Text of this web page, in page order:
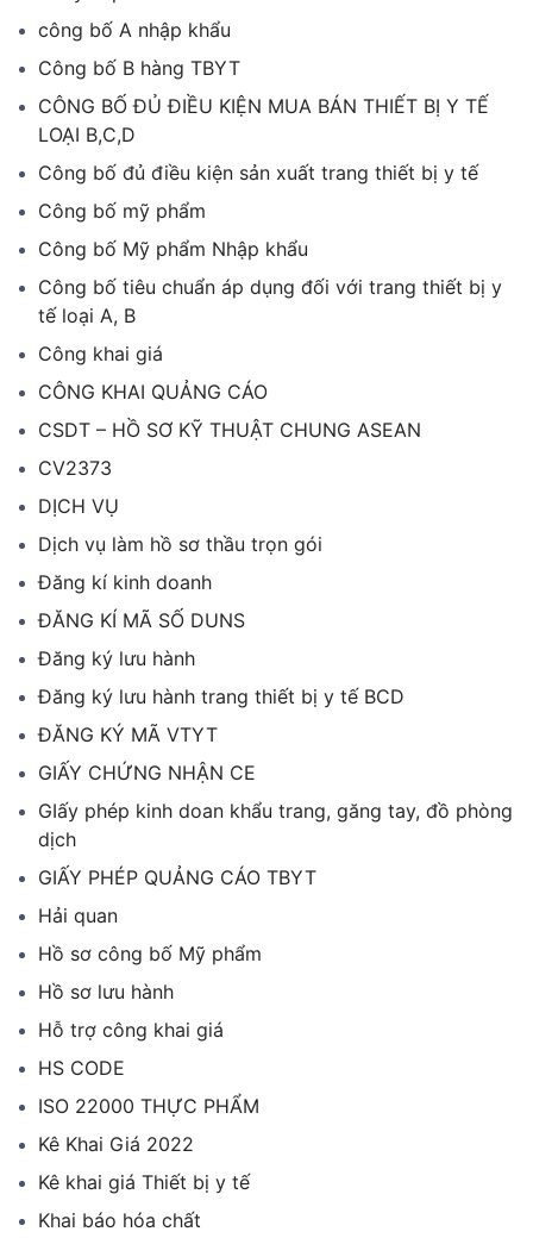
công bố A nhập khẩu
Công bố B hàng TBYT
CÔNG BỐ ĐỦ ĐIỀU KIỆN MUA BÁN THIẾT BỊ Y TẾ
LOẠI B,C,D
Công bố đủ điều kiện sản xuất trang thiết bị y tế
Công bố mỹ phẩm
Công bố Mỹ phẩm Nhập khẩu
Công bố tiêu chuẩn áp dụng đối với trang thiết bị y
tế loại A, B
Công khai giá
CÔNG KHAI QUẢNG CÁO
CSDT – HỒ SƠ KỸ THUẬT CHUNG ASEAN
CV2373
DỊCH VỤ
Dịch vụ làm hồ sơ thầu trọn gói
Đăng kí kinh doanh
ĐĂNG KÍ MÃ SỐ DUNS
Đăng ký lưu hành
Đăng ký lưu hành trang thiết bị y tế BCD
ĐĂNG KÝ MÃ VTYT
GIẤY CHỨNG NHẬN CE
GIấy phép kinh doan khẩu trang, găng tay, đồ phòng
dịch
GIẤY PHÉP QUẢNG CÁO TBYT
Hải quan
Hồ sơ công bố Mỹ phẩm
Hồ sơ lưu hành
Hỗ trợ công khai giá
HS CODE
ISO 22000 THỰC PHẨM
Kê Khai Giá 2022
Kê khai giá Thiết bị y tế
Khai báo hóa chất